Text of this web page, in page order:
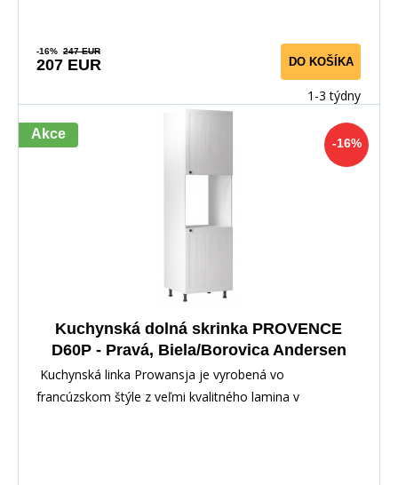
-16% 247 EUR
207 EUR DO KOŠÍKA
1-3 týdny
-16%
Akce
Kuchynská dolná skrinka PROVENCE
D60P - Pravá, Biela/Borovica Andersen
Kuchynská linka Prowansja je vyrobená vo
francúzskom štýle z veľmi kvalitného lamina v